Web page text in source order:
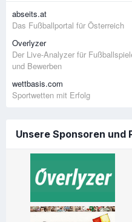
abseits.at
Das Fußballportal für Österreich
Overlyzer
Der Live-Analyzer für
und Bewerben
wettbasis.com
Sportwetten mit Erfolg
Unsere Sponsoren und